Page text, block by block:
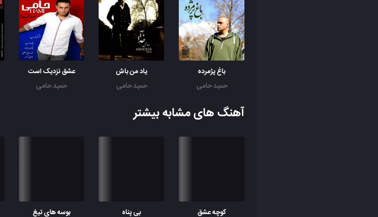
باغ پژمرده
حمید حامی
یاد من باش
حمید حامی
عشق نزدیک است
حمید حامی
آهنگ های مشابه بیشتر
کوچه عشق بی پناه بوسه های تیغ